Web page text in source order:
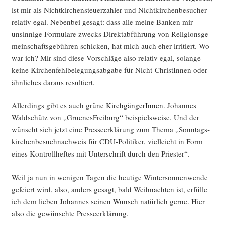
ist mir als Nicht­kir­chen­steu­er­zah­ler und Nicht­kir­chen­be­su­cher
rela­tiv egal. Neben­bei gesagt: dass alle mei­ne Ban­ken mir
unsin­ni­ge For­mu­la­re zwecks Direkt­ab­füh­rung von Reli­gi­ons­ge­
mein­schafts­ge­büh­ren schi­cken, hat mich auch eher irri­tiert. Wo
war ich? Mir sind die­se Vor­schlä­ge also rela­tiv egal, solan­ge
kei­ne Kir­chen­fehl­be­le­gungs­ab­ga­be für Nicht-Chris­tIn­nen oder
ähn­li­ches dar­aus resultiert.
Aller­dings gibt es auch grü­ne Kirch­gän­ge­rIn­nen. Johan­nes
Wald­schütz von „Grue­nes­Frei­burg“ bei­spiels­wei­se. Und der
wünscht sich jetzt eine Pres­se­er­klä­rung zum The­ma „Sonn­tags­
kir­chen­be­such­nach­weis für CDU-Poli­ti­ker, viel­leicht in Form
eines Kon­troll­hef­tes mit Unter­schrift durch den Priester“.
Weil ja nun in weni­gen Tagen die heu­ti­ge Win­ter­son­nen­wen­de
gefei­ert wird, also, anders gesagt, bald Weih­nach­ten ist, erfül­le
ich dem lie­ben Johan­nes sei­nen Wunsch natür­lich ger­ne. Hier
also die gewünsch­te Presseerklärung.